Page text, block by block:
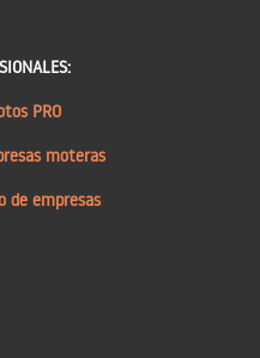
PRO
moteras
de empresas